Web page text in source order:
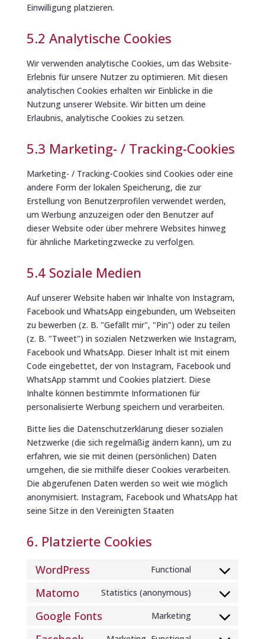
Einwilligung platzieren.
5.2 Analytische Cookies
Wir verwenden analytische Cookies, um das Website-
Erlebnis für unsere Nutzer zu optimieren. Mit diesen
analytischen Cookies erhalten wir Einblicke in die
Nutzung unserer Website. Wir bitten um deine
Erlaubnis, analytische Cookies zu setzen.
5.3 Marketing- / Tracking-Cookies
Marketing- / Tracking-Cookies sind Cookies oder eine
andere Form der lokalen Speicherung, die zur
Erstellung von Benutzerprofilen verwendet werden,
um Werbung anzuzeigen oder den Benutzer auf
dieser Website oder über mehrere Websites hinweg
für ähnliche Marketingzwecke zu verfolgen.
5.4 Soziale Medien
Auf unserer Website haben wir Inhalte von Instagram,
Facebook und WhatsApp eingebunden, um Webseiten
zu bewerben (z. B. "Gefällt mir", "Pin") oder zu teilen
(z. B. "Tweet") in sozialen Netzwerken wie Instagram,
Facebook und WhatsApp. Dieser Inhalt ist mit einem
Code eingebettet, der von Instagram, Facebook und
WhatsApp stammt und Cookies platziert. Diese
Inhalte können bestimmte Informationen für
personalisierte Werbung speichern und verarbeiten.
Bitte lies die Datenschutzerklärung dieser sozialen
Netzwerke (die sich regelmäßig ändern kann), um zu
erfahren, wie sie mit deinen (persönlichen) Daten
umgehen, die sie mithilfe dieser Cookies verarbeiten.
Die abgerufenen Daten werden so weit wie möglich
anonymisiert. Instagram, Facebook und WhatsApp hat
seine Sitze in den Vereinigten Staaten
6. Platzierte Cookies
WordPress Functional
Consent
wordpress
Matomo Statistics (anonymous)
Consent
Google Fonts Marketing
Consent